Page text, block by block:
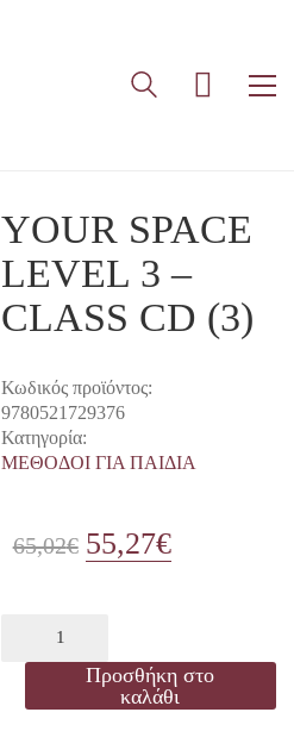
YOUR SPACE
LEVEL 3 –
CLASS CD (3)
Κωδικός προϊόντος:
9780521729376
Κατηγορία:
ΜΕΘΟΔΟΙ ΓΙΑ ΠΑΙΔΙΑ
65,02€ Original
65,02€.
55,27€Η
είναι:
55,27€.
LEVEL
Προσθήκη στο
καλάθι